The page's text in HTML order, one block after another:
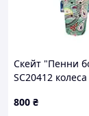
Скейт "Пенни
SC20412
800 ₴